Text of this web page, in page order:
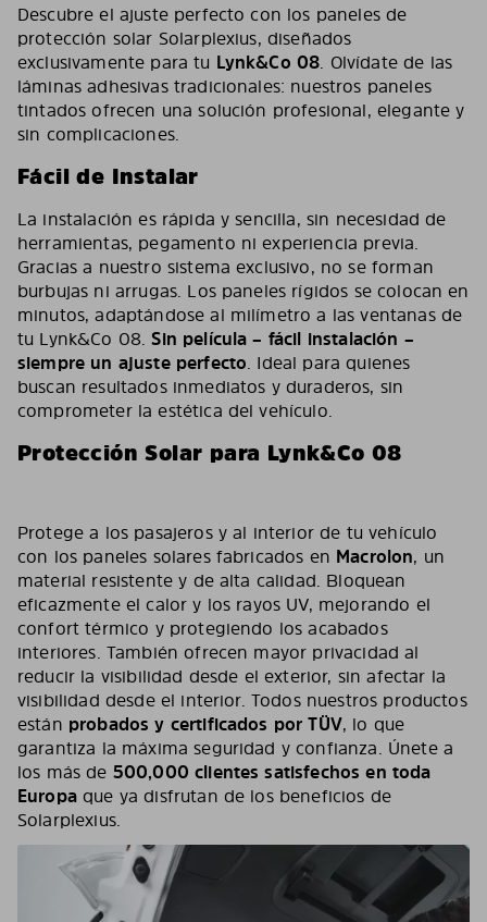
Descubre el ajuste perfecto con los paneles de
protección solar Solarplexius, diseñados
exclusivamente para tu Lynk&Co 08. Olvídate de las
láminas adhesivas tradicionales: nuestros paneles
tintados ofrecen una solución profesional, elegante y
sin complicaciones.
Fácil de Instalar
La instalación es rápida y sencilla, sin necesidad de
herramientas, pegamento ni experiencia previa.
Gracias a nuestro sistema exclusivo, no se forman
burbujas ni arrugas. Los paneles rígidos se colocan en
minutos, adaptándose al milímetro a las ventanas de
tu Lynk&Co 08.Sin película – fácil instalación –
siempre un ajuste perfecto. Ideal para quienes
buscan resultados inmediatos y duraderos, sin
comprometer la estética del vehículo.
Protección Solar para Lynk&Co 08
Protege a los pasajeros y al interior de tu vehículo
con los paneles solares fabricados en Macrolon, un
material resistente y de alta calidad. Bloquean
eficazmente el calor y los rayos UV, mejorando el
confort térmico y protegiendo los acabados
interiores. También ofrecen mayor privacidad al
reducir la visibilidad desde el exterior, sin afectar la
visibilidad desde el interior. Todos nuestros productos
están probados y certificados por TÜV, lo que
garantiza la máxima seguridad y confianza. Únete a
los más de 500,000 clientes satisfechos en toda
Europaque ya disfrutan de los beneficios de
Solarplexius.